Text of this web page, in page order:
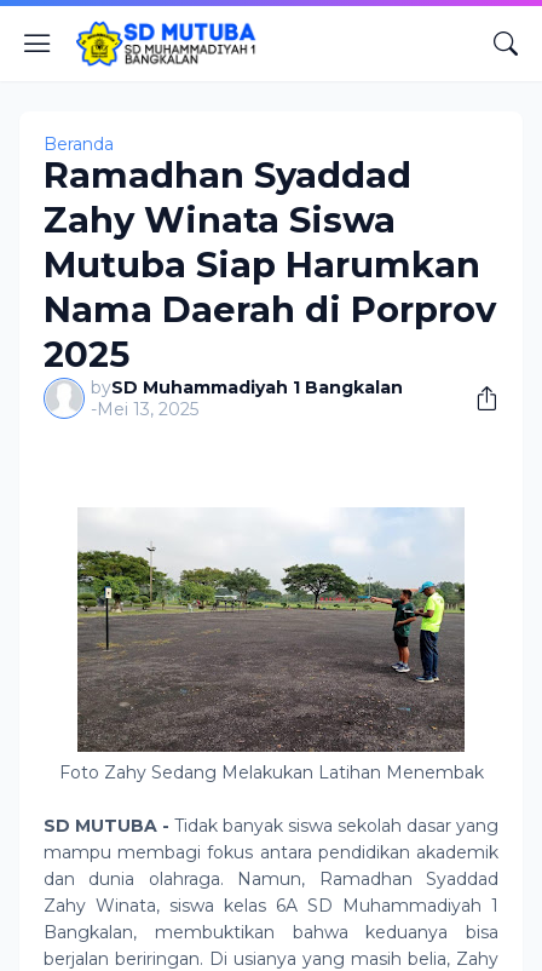
Beranda
Ramadhan Syaddad
Zahy Winata Siswa
Mutuba Siap Harumkan
Nama Daerah di Porprov
2025
bySD Muhammadiyah 1 Bangkalan
-Mei 13, 2025
Foto Zahy Sedang Melakukan Latihan Menembak
SD MUTUBA - Tidak banyak siswa sekolah dasar yang
mampu membagi fokus antara pendidikan akademik
dan dunia olahraga. Namun, Ramadhan Syaddad
Zahy Winata, siswa kelas 6A SD Muhammadiyah 1
Bangkalan, membuktikan bahwa keduanya bisa
berjalan beriringan. Di usianya yang masih belia, Zahy